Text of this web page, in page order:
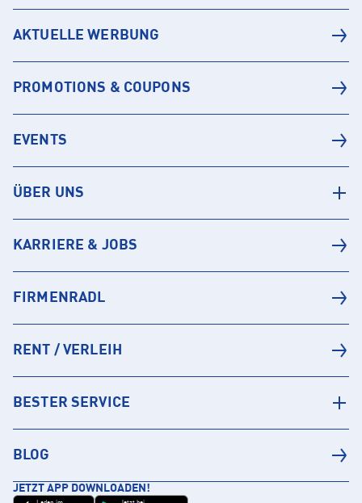
AKTUELLE WERBUNG
PROMOTIONS & COUPONS
EVENTS
ÜBER UNS
KARRIERE & JOBS
FIRMENRADL
RENT / VERLEIH
BESTER SERVICE
BLOG
JETZT APP DOWNLOADEN!